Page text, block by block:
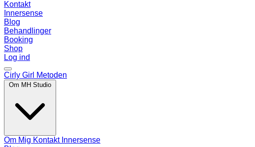
Kontakt
Innersense
Blog
Behandlinger
Booking
Shop
Log ind
Cirly Girl Metoden
Om Mig Kontakt Innersense